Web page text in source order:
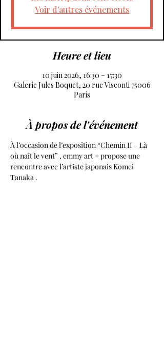
Voir d'autres événements
Heure et lieu
10 juin 2026, 16:30 – 17:30
Galerie Jules Boquet, 20 rue Visconti 75006
Paris
À propos de l'événement
À l’occasion de l’exposition “Chemin II – Là
où naît le vent” , emmy art + propose une
rencontre avec l’artiste japonais Komei
Tanaka .